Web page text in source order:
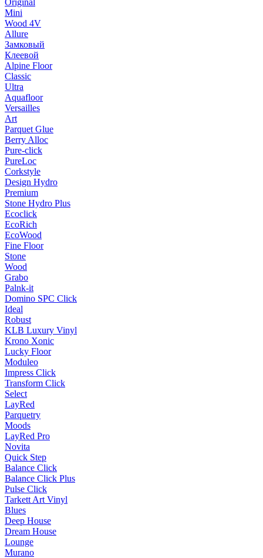
Original
Mini
Wood 4V
Allure
Замковый
Клеевой
Alpine Floor
Classic
Ultra
Aquafloor
Versailles
Art
Parquet Glue
Berry Alloc
Pure-click
PureLoc
Corkstyle
Design Hydro
Premium
Stone Hydro Plus
Ecoclick
EcoRich
EcoWood
Fine Floor
Stone
Wood
Grabo
Palnk-it
Domino SPC Click
Ideal
Robust
KLB Luxury Vinyl
Krono Xonic
Lucky Floor
Moduleo
Impress Click
Transform Click
Select
LayRed
Parquetry
Moods
LayRed Pro
Novita
Quick Step
Balance Click
Balance Click Plus
Pulse Click
Tarkett Art Vinyl
Blues
Deep House
Dream House
Lounge
Murano